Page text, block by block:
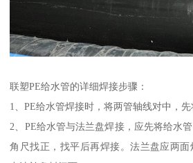
联塑PE给水管的详细焊接步骤：
1、PE给水管焊接时，将两管轴线对中，先
2、PE给水管与法兰盘焊接，应先将给水
角尺找正，找平后再焊接。法兰盘应两